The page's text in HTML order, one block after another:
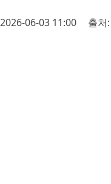
2026-06-03 11:00 출처: